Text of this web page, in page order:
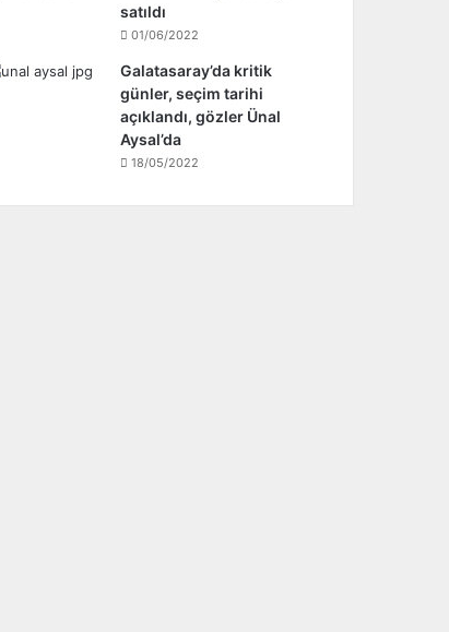
satıldı
01/06/2022
Galatasaray’da kritik
günler, seçim tarihi
açıklandı, gözler Ünal
Aysal’da
18/05/2022